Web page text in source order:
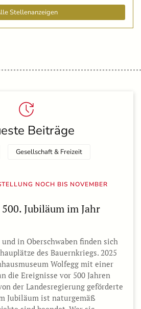
Stellenanzeigen
Beiträge
Gesellschaft & Freizeit
NOCH BIS NOVEMBER
Jubiläum im Jahr
in Oberschwaben finden sich
des Bauernkriegs. 2025
Wolfegg mit einer
die Ereignisse vor 500 Jahren
der Landesregierung geförderte
Jubiläum ist naturgemäß